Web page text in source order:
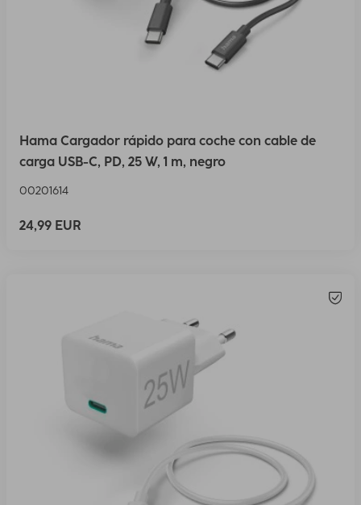
Hama Cargador rápido para coche con cable de
carga USB-C, PD, 25 W, 1 m, negro
00201614
24,99 EUR